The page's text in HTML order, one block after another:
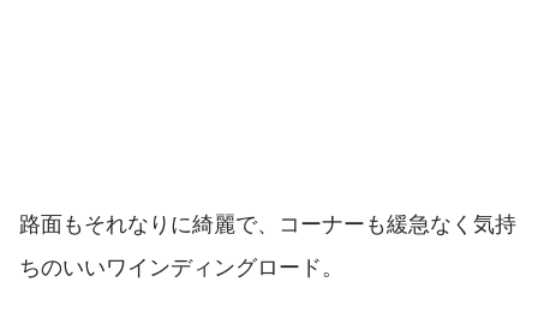
路面もそれなりに綺麗で、コーナーも緩急なく気持
ちのいいワインディングロード。